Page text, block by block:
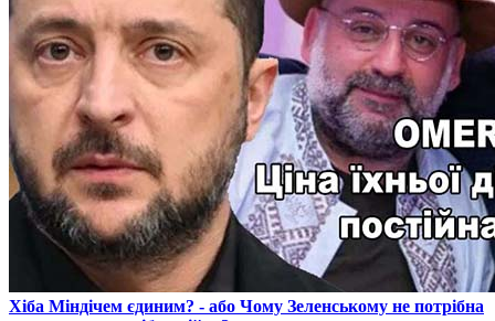
​Хіба Міндічем єдиним? - або Чому Зеленському не потрібна